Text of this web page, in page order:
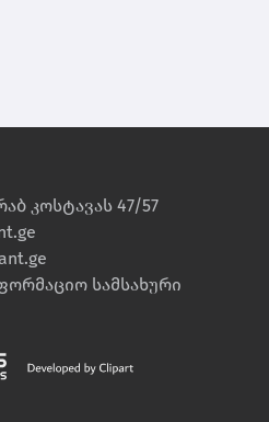
კოსტავას 47/57
სამსახური